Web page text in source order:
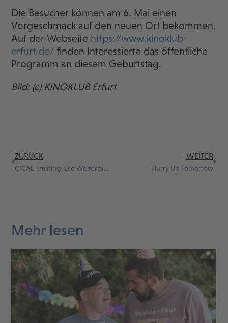
Die Besucher können am 6. Mai einen
Vorgeschmack auf den neuen Ort bekommen.
Auf der Webseite https://www.kinoklub-
erfurt.de/ finden Interessierte das öffentliche
Programm an diesem Geburtstag.
Bild: (c) KINOKLUB Erfurt
ZURÜCK
CICAE-Training: Die Weiterbildungs-Chance für Kinobetreibende
WEITER
Hurry Up Tomorrow
Mehr lesen